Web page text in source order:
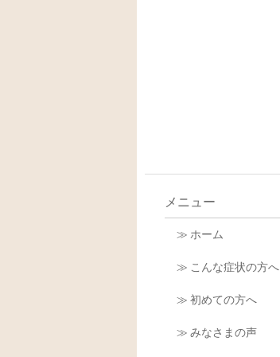
メニュー
≫ ホーム
≫ こんな症状の方へ
≫ 初めての方へ
≫ みなさまの声